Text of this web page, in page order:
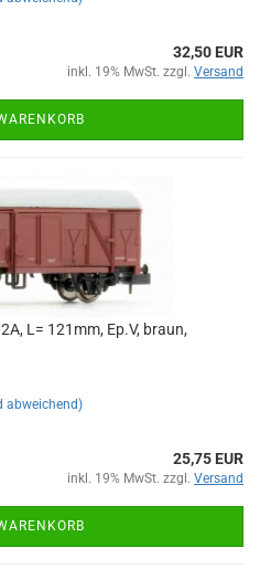
32,50 EUR
inkl. 19% MwSt. zzgl. Versand
L= 121mm, Ep.V, braun,
abweichend)
25,75 EUR
inkl. 19% MwSt. zzgl. Versand